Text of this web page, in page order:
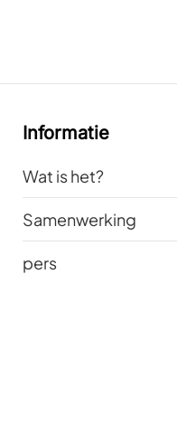
Informatie
Wat is het?
Samenwerking
pers